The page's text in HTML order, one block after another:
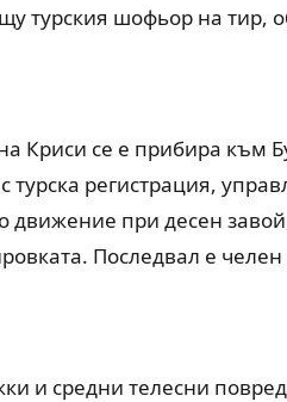
турския шофьор на тир,
Криси се е прибира към
регистрация,
движение при десен
Последвал е челен
и средни телесни